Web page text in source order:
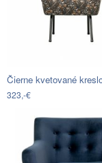
323,-€